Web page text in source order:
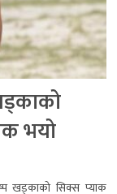
भयो
खड्काको सिक्स प्याक